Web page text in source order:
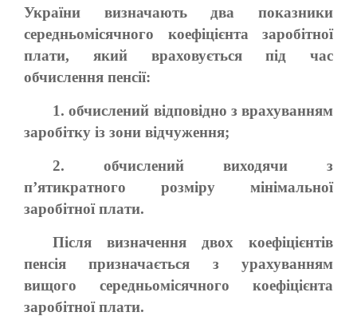
України визначають два показники
середньомісячного коефіцієнта заробітної
плати, який враховується під час
обчислення пенсії:
1. обчислений відповідно з врахуванням
заробітку із зони відчуження;
2. обчислений виходячи з
п’ятикратного розміру мінімальної
заробітної плати.
Після визначення двох коефіцієнтів
пенсія призначається з урахуванням
вищого середньомісячного коефіцієнта
заробітної плати.